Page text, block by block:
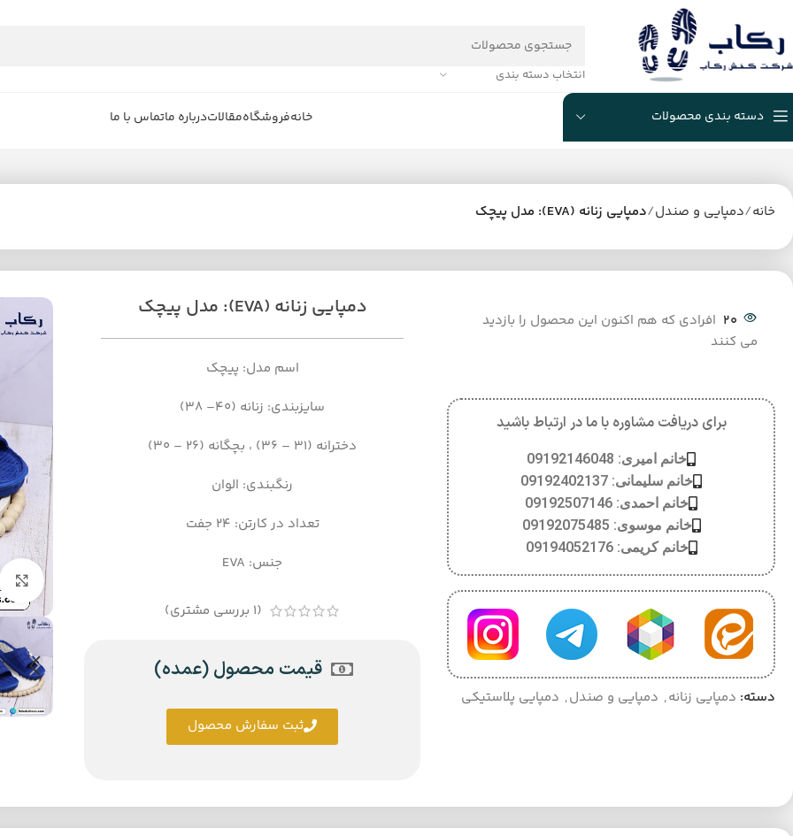
انتخاب دسته بندی
دسته بندی محصولات خانهفروشگاهمقالاتدرباره ماتماس با ما
خانه دمپایی و صندل دمپایی زنانه (EVA): مدل پیچک
20 افرادی که هم اکنون این محصول را بازدید
می کنند
برای دریافت مشاوره با ما در ارتباط باشید
خانم امیری: 09192146048
خانم سلیمانی: 09192402137
خانم احمدی: 09192507146
خانم موسوی: 09192075485
خانم کریمی: 09194052176
دسته: دمپایی زنانه, دمپایی و صندل, دمپایی پلاستیکی
دمپایی زنانه (EVA): مدل پیچک
اسم مدل: پیچک
سایزبندی: زنانه (40– 38)
دخترانه (31 – 36) ، بچگانه (26 – 30)
رنگبندی: الوان
تعداد در کارتن: 24 جفت
جنس: EVA
(
1 بررسی مشتری)
قیمت محصول (عمده)
ثبت سفارش محصول